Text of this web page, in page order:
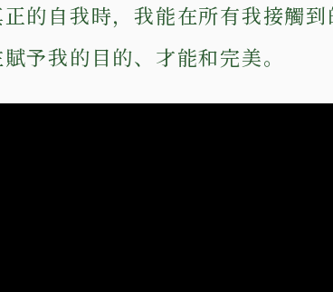
的自我時，我能在所有我接觸到
予我的目的、才能和完美。